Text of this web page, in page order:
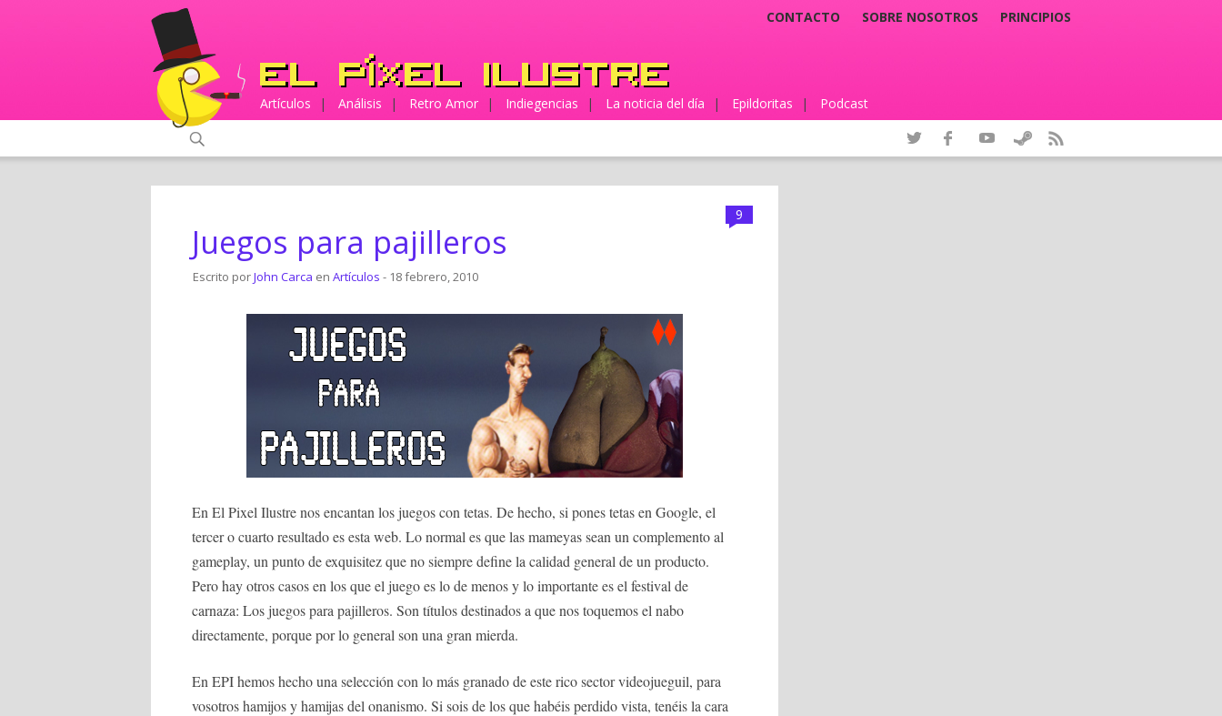
CONTACTO SOBRE NOSOTROS PRINCIPIOS
Artículos | Análisis | Retro Amor | Indiegencias | La noticia del día | Epildoritas | Podcast
9
Juegos para pajilleros
Escrito porJohn Carca en Artículos - 18 febrero, 2010
En El Pixel Ilustre nos encantan los juegos con tetas. De hecho, si pones tetas en Google, el
tercer o cuarto resultado es esta web. Lo normal es que las mameyas sean un complemento al
gameplay, un punto de exquisitez que no siempre define la calidad general de un producto.
Pero hay otros casos en los que el juego es lo de menos y lo importante es el festival de
carnaza: Los juegos para pajilleros. Son títulos destinados a que nos toquemos el nabo
directamente, porque por lo general son una gran mierda.
En EPI hemos hecho una selección con lo más granado de este rico sector videojueguil, para
vosotros hamijos y hamijas del onanismo. Si sois de los que habéis perdido vista, tenéis la cara